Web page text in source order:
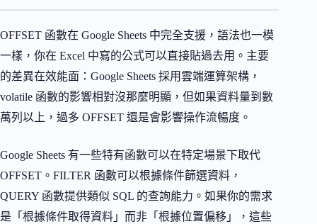
OFFSET 函數在 Google Sheets 中完全支援，語法也一模
一樣，你在 Excel 中寫的公式可以直接貼過去用。主要
的差異在效能面：Google Sheets 採用雲端運算架構，
volatile 函數的影響相對沒那麼明顯，但如果資料量到數
萬列以上，過多 OFFSET 還是會影響操作流暢度。
Google Sheets 有一些特有函數可以在特定場景下取代
OFFSET。FILTER 函數可以根據條件篩選資料，
QUERY 函數提供類似 SQL 的查詢能力。如果你的需求
是「根據條件取得資料」而非「根據位置偏移」，這些